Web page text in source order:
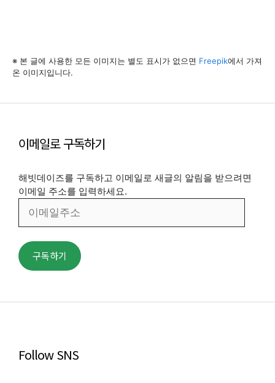
※ 본 글에 사용한 모든 이미지는 별도 표시가 없으면 Freepik에서 가져
온 이미지입니다.
이메일로 구독하기
해빗데이즈를 구독하고 이메일로 새글의 알림을 받으려면
이메일 주소를 입력하세요.
주
소
구독하기
Follow SNS